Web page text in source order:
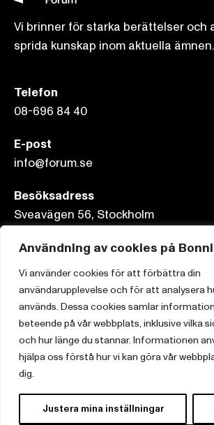
Användning av cookies på
Vi använder cookies för att förbättra din
användarupplevelse och för att analysera
används. Dessa cookies samlar
beteende på vår webbplats, inklusive vilka
och hur länge du stannar. Informationen
hjälpa oss förstå hur vi kan göra vår
dig.
Justera mina inställningar
Vi brinner för starka berättelser och
sprida kunskap inom aktuella ämnen.
Telefon
08-696 84 40
E-post
info@forum.se
Besöksadress
Sveavägen 56, Stockholm
Postadress
Box 3159, 103 63 Stockholm
Om Bonnierförlagen
Cookies
Integritetspolicy